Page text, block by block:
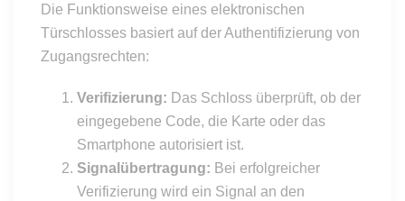
Die Funktionsweise eines elektronischen
Türschlosses basiert auf der Authentifizierung von
Zugangsrechten:
Verifizierung: Das Schloss überprüft, ob der
eingegebene Code, die Karte oder das
Smartphone autorisiert ist.
Signalübertragung: Bei erfolgreicher
Verifizierung wird ein Signal an den